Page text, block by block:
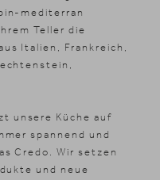
mediterran
Teller die
Italien, Frankreich,
unsere Küche auf
spannend und
Credo. Wir setzen
und neue